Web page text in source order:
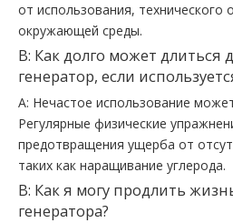
от использования, технического
окружающей среды.
В: Как долго может длиться
генератор, если
A: Нечастое использование
Регулярные физические
предотвращения ущерба от
таких как наращивание углерода.
В: Как я могу продлить
генератора?